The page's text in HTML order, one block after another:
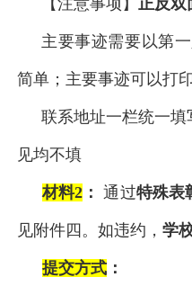
主要事迹需要以第
简单；主要事迹可以打
联系地址一栏统一
见均不填
材料2 ：通过特殊表
见附件四。如违约，学
提交方式 ：